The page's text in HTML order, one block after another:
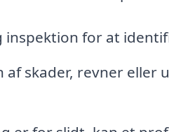
inspektion for at
af skader, revner